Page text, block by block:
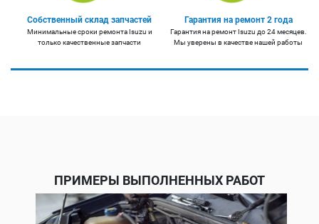
Собственный склад запчастей
Минимальные сроки ремонта Isuzu и
только качественные запчасти
Гарантия на ремонт 2 года
Гарантия на ремонт Isuzu до 24 месяцев.
Мы уверены в качестве нашей работы
ПРИМЕРЫ ВЫПОЛНЕННЫХ РАБОТ